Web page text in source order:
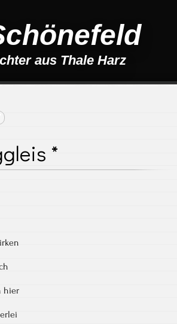
aus Thale Harz
*
hier